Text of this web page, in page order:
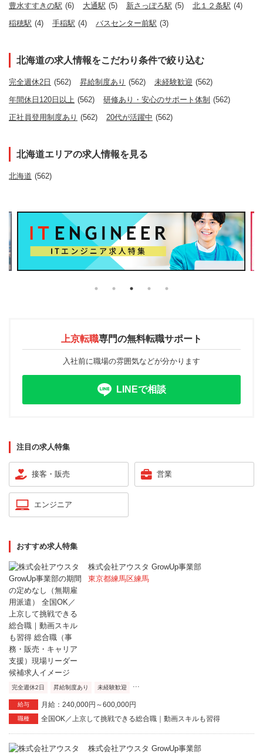
豊水すすきの駅 (6) 大通駅 (5) 新さっぽろ駅 (5) 北１２条駅 (4)
稲穂駅 (4) 手稲駅 (4) バスセンター前駅 (3)
北海道の求人情報をこだわり条件で絞り込む
完全週休2日 (562) 昇給制度あり (562) 未経験歓迎 (562)
年間休日120日以上 (562) 研修あり・安心のサポート体制 (562)
正社員登用制度あり (562) 20代が活躍中 (562)
北海道エリアの求人情報を見る
北海道 (562)
上京転職専門の無料転職サポート
入社前に職場の雰囲気などが分かります
LINEで相談
注目の求人特集
接客・販売 営業
エンジニア
おすすめ求人特集
株式会社アウスタ GrowUp事業部
東京都練馬区練馬
完全週休2日 昇給制度あり 未経験歓迎 ...
給与 月給：240,000円～600,000円
職種 全国OK／上京して挑戦できる総合職｜動画スキルも習得
株式会社アウスタ GrowUp事業部